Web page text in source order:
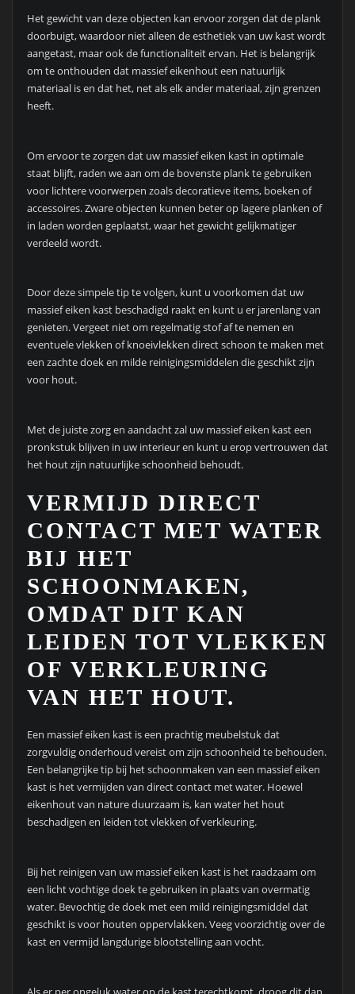
Het gewicht van deze objecten kan ervoor zorgen dat de plank
doorbuigt, waardoor niet alleen de esthetiek van uw kast wordt
aangetast, maar ook de functionaliteit ervan. Het is belangrijk
om te onthouden dat massief eikenhout een natuurlijk
materiaal is en dat het, net als elk ander materiaal, zijn grenzen
heeft.
Om ervoor te zorgen dat uw massief eiken kast in optimale
staat blijft, raden we aan om de bovenste plank te gebruiken
voor lichtere voorwerpen zoals decoratieve items, boeken of
accessoires. Zware objecten kunnen beter op lagere planken of
in laden worden geplaatst, waar het gewicht gelijkmatiger
verdeeld wordt.
Door deze simpele tip te volgen, kunt u voorkomen dat uw
massief eiken kast beschadigd raakt en kunt u er jarenlang van
genieten. Vergeet niet om regelmatig stof af te nemen en
eventuele vlekken of knoeivlekken direct schoon te maken met
een zachte doek en milde reinigingsmiddelen die geschikt zijn
voor hout.
Met de juiste zorg en aandacht zal uw massief eiken kast een
pronkstuk blijven in uw interieur en kunt u erop vertrouwen dat
het hout zijn natuurlijke schoonheid behoudt.
VERMIJD DIRECT
CONTACT MET WATER
BIJ HET
SCHOONMAKEN,
OMDAT DIT KAN
LEIDEN TOT VLEKKEN
OF VERKLEURING
VAN HET HOUT.
Een massief eiken kast is een prachtig meubelstuk dat
zorgvuldig onderhoud vereist om zijn schoonheid te behouden.
Een belangrijke tip bij het schoonmaken van een massief eiken
kast is het vermijden van direct contact met water. Hoewel
eikenhout van nature duurzaam is, kan water het hout
beschadigen en leiden tot vlekken of verkleuring.
Bij het reinigen van uw massief eiken kast is het raadzaam om
een licht vochtige doek te gebruiken in plaats van overmatig
water. Bevochtig de doek met een mild reinigingsmiddel dat
geschikt is voor houten oppervlakken. Veeg voorzichtig over de
kast en vermijd langdurige blootstelling aan vocht.